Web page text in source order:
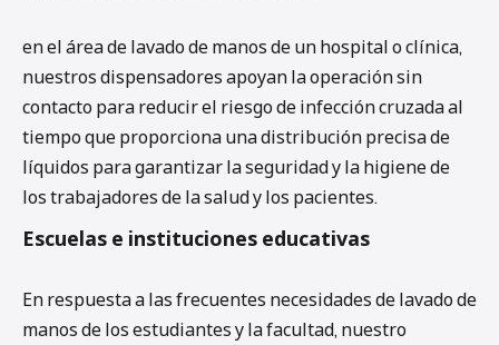
en el área de lavado de manos de un hospital o clínica,
nuestros dispensadores apoyan la operación sin
contacto para reducir el riesgo de infección cruzada al
tiempo que proporciona una distribución precisa de
líquidos para garantizar la seguridad y la higiene de
los trabajadores de la salud y los pacientes.
Escuelas e instituciones educativas
En respuesta a las frecuentes necesidades de lavado de
manos de los estudiantes y la facultad, nuestro